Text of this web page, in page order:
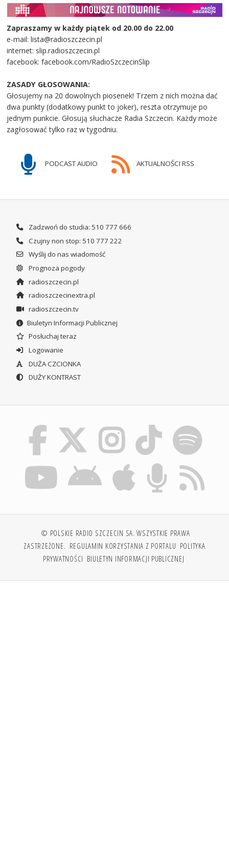
Zapraszamy w każdy piątek od 20.00 do 22.00
e-mail: lista@radioszczecin.pl
internet: slip.radioszczecin.pl
facebook: facebook.com/RadioSzczecinSlip
ZASADY GŁOSOWANIA:
Głosujemy na 20 dowolnych piosenek! Trzem z nich można dać
dwa punkty (dodatkowy punkt to joker), reszta otrzymuje po
jednym punkcie. Głosują słuchacze Radia Szczecin. Każdy może
zagłosować tylko raz w tygodniu.
PODCAST AUDIO AKTUALNOŚCI RSS
Zadzwoń do studia: 510 777 666
Czujny non stop: 510 777 222
Wyślij do nas wiadomość
Prognoza pogody
radioszczecin.pl
radioszczecinextra.pl
radioszczecin.tv
Biuletyn Informacji Publicznej
Posłuchaj teraz
Logowanie
DUŻA CZCIONKA
DUŻY KONTRAST
© POLSKIE RADIO SZCZECIN SA. WSZYSTKIE PRAWA
ZASTRZEŻONE. REGULAMIN KORZYSTANIA Z PORTALU POLITYKA
PRYWATNOŚCI BIULETYN INFORMACJI PUBLICZNEJ